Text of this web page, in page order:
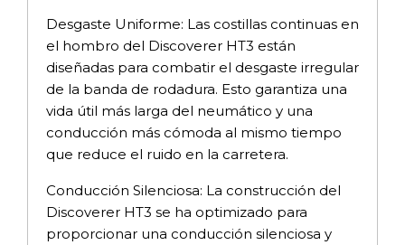
Desgaste Uniforme: Las costillas continuas en
el hombro del Discoverer HT3 están
diseñadas para combatir el desgaste irregular
de la banda de rodadura. Esto garantiza una
vida útil más larga del neumático y una
conducción más cómoda al mismo tiempo
que reduce el ruido en la carretera.
Conducción Silenciosa: La construcción del
Discoverer HT3 se ha optimizado para
proporcionar una conducción silenciosa y